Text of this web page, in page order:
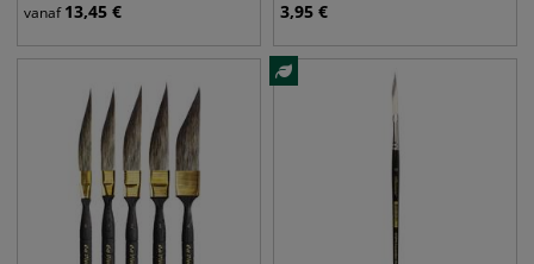
synthetisch haar
vanaf 13,45 €
haar
3,95 €